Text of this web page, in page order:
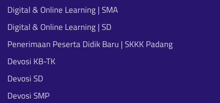
Digital & Online Learning | SMA
Digital & Online Learning | SD
Penerimaan Peserta Didik Baru | SKKK Padang
Devosi KB-TK
Devosi SD
Devosi SMP